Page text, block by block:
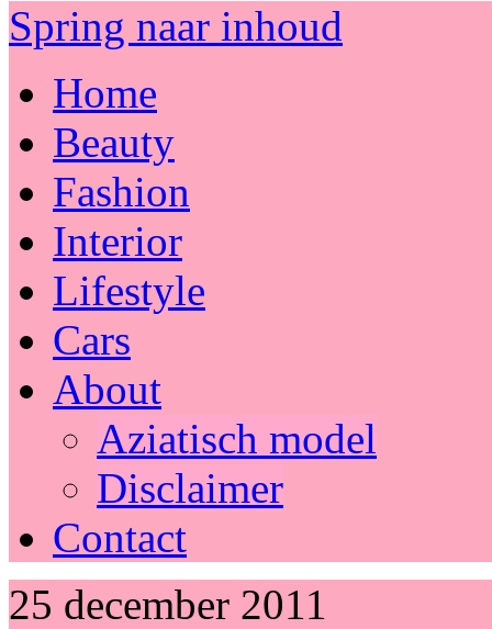
Spring naar inhoud
Home
Beauty
Fashion
Interior
Lifestyle
Cars
About
Aziatisch model
Disclaimer
Contact
25 december 2011